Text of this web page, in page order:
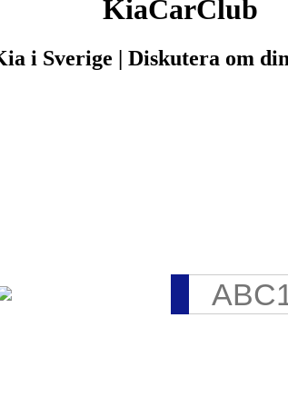
KiaCarClub
Sverige | Diskutera om